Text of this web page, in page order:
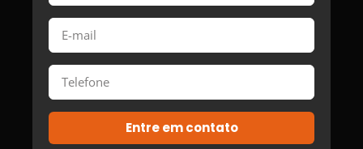
Entre em contato